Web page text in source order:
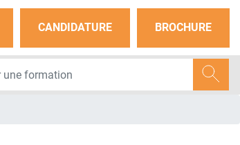
CANDIDATURE BROCHURE